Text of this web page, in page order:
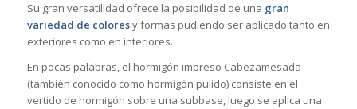
Su gran versatilidad ofrece la posibilidad de una gran
variedad de coloresy formas pudiendo ser aplicado tanto en
exteriores como en interiores.
En pocas palabras, el hormigón impreso Cabezamesada
(también conocido como hormigón pulido) consiste en el
vertido de hormigón sobre una subbase, luego se aplica una